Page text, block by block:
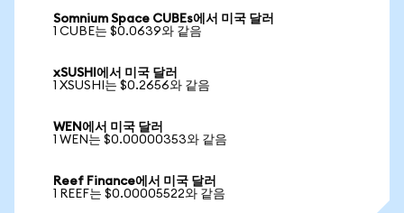
Somnium Space CUBEs에서 미국 달러
1 CUBE는 $0.0639와 같음
xSUSHI에서 미국 달러
1 XSUSHI는 $0.2656와 같음
WEN에서 미국 달러
1 WEN는 $0.00000353와 같음
Reef Finance에서 미국 달러
1 REEF는 $0.00005522와 같음